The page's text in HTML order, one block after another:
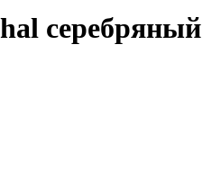
серебряный